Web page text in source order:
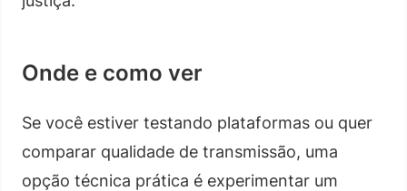
Onde e como ver
Se você estiver testando plataformas ou quer
comparar qualidade de transmissão, uma
opção técnica prática é experimentar um